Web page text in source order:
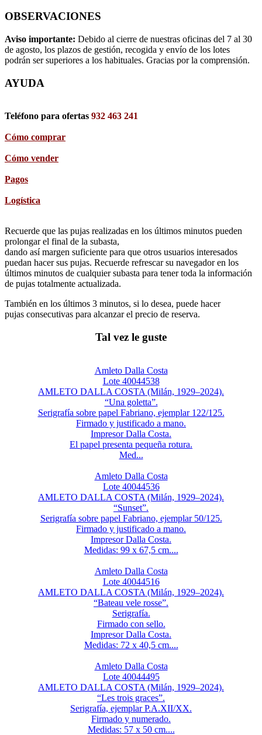
OBSERVACIONES
Aviso importante: Debido al cierre de nuestras oficinas del 7 al 30
de agosto, los plazos de gestión, recogida y envío de los lotes
podrán ser superiores a los habituales. Gracias por la comprensión.
AYUDA
Teléfono para ofertas 932 463 241
Cómo comprar
Cómo vender
Pagos
Logística
Recuerde que las pujas realizadas en los últimos minutos pueden
prolongar el final de la subasta,
dando así margen suficiente para que otros usuarios interesados
puedan hacer sus pujas. Recuerde refrescar su navegador en los
últimos minutos de cualquier subasta para tener toda la información
de pujas totalmente actualizada.
También en los últimos 3 minutos, si lo desea, puede hacer
pujas consecutivas para alcanzar el precio de reserva.
Tal vez le guste
Amleto Dalla Costa
Lote 40044538
AMLETO DALLA COSTA (Milán, 1929–2024).
“Una goletta”.
Serigrafía sobre papel Fabriano, ejemplar 122/125.
Firmado y justificado a mano.
Impresor Dalla Costa.
El papel presenta pequeña rotura.
Med...
Amleto Dalla Costa
Lote 40044536
AMLETO DALLA COSTA (Milán, 1929–2024).
“Sunset”.
Serigrafía sobre papel Fabriano, ejemplar 50/125.
Firmado y justificado a mano.
Impresor Dalla Costa.
Medidas: 99 x 67,5 cm....
Amleto Dalla Costa
Lote 40044516
AMLETO DALLA COSTA (Milán, 1929–2024).
“Bateau vele rosse”.
Serigrafía.
Firmado con sello.
Impresor Dalla Costa.
Medidas: 72 x 40,5 cm....
Amleto Dalla Costa
Lote 40044495
AMLETO DALLA COSTA (Milán, 1929–2024).
“Les trois graces”.
Serigrafía, ejemplar P.A.XII/XX.
Firmado y numerado.
Medidas: 57 x 50 cm....